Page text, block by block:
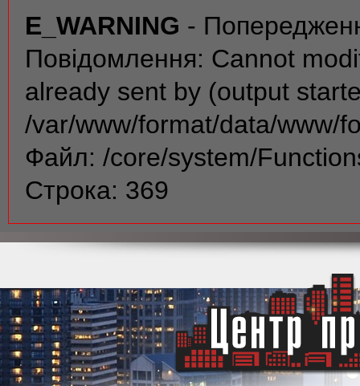
E_WARNING -
Повідомлення: Cannot
already sent by (output
/var/www/format/data/www/
Файл: /core/system/
Строка: 369